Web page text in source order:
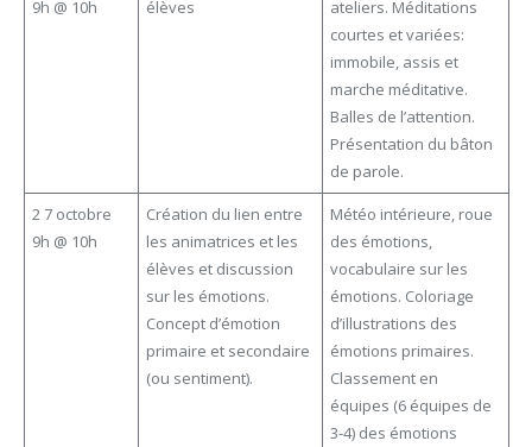
9h @ 10h
élèves
ateliers. Méditations
courtes et variées:
immobile, assis et
marche méditative.
Balles de l’attention.
Présentation du bâton
de parole.
2 7 octobre
9h @ 10h
Création du lien entre
les animatrices et les
élèves et discussion
sur les émotions.
Concept d’émotion
primaire et secondaire
(ou sentiment).
Météo intérieure, roue
des émotions,
vocabulaire sur les
émotions. Coloriage
d’illustrations des
émotions primaires.
Classement en
équipes (6 équipes de
3-4) des émotions